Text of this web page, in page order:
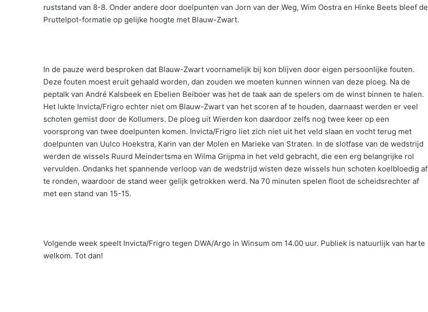
ruststand van 8-8. Onder andere door doelpunten van Jorn van der Weg, Wim Oostra en Hinke Beets bleef de
Pruttelpot-formatie op gelijke hoogte met Blauw-Zwart.
In de pauze werd besproken dat Blauw-Zwart voornamelijk bij kon blijven door eigen persoonlijke fouten.
Deze fouten moest eruit gehaald worden, dan zouden we moeten kunnen winnen van deze ploeg. Na de
peptalk van André Kalsbeek en Ebelien Beiboer was het de taak aan de spelers om de winst binnen te halen.
Het lukte Invicta/Frigro echter niet om Blauw-Zwart van het scoren af te houden, daarnaast werden er veel
schoten gemist door de Kollumers. De ploeg uit Wierden kon daardoor zelfs nog twee keer op een
voorsprong van twee doelpunten komen. Invicta/Frigro liet zich niet uit het veld slaan en vocht terug met
doelpunten van Uulco Hoekstra, Karin van der Molen en Marieke van Straten. In de slotfase van de wedstrijd
werden de wissels Ruurd Meindertsma en Wilma Grijpma in het veld gebracht, die een erg belangrijke rol
vervulden. Ondanks het spannende verloop van de wedstrijd wisten deze wissels hun schoten koelbloedig af
te ronden, waardoor de stand weer gelijk getrokken werd. Na 70 minuten spelen floot de scheidsrechter af
met een stand van 15-15.
Volgende week speelt Invicta/Frigro tegen DWA/Argo in Winsum om 14.00 uur. Publiek is natuurlijk van harte
welkom. Tot dan!